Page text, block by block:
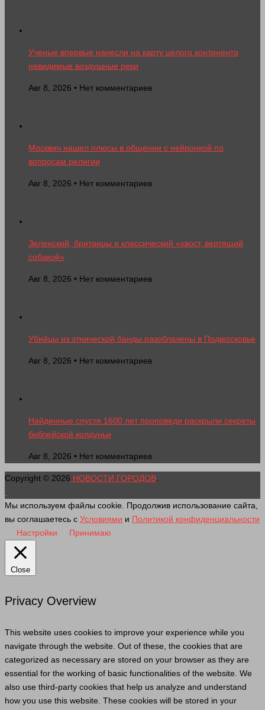
Ученые впервые нанесли на карту целого континента
невидимые воздушные реки
Авг 8, 2026 • Нет комментариев
Москвич нашел плюсы в общении с нейронкой по
вопросам религии
Авг 8, 2026 • Нет комментариев
Зеленский, британцы и классический «хвост, вертящий
собакой»
Авг 8, 2026 • Нет комментариев
Убийцы из этнической банды разоблачены в Подмосковье
Авг 8, 2026 • Нет комментариев
Найденные спустя 1600 лет проповеди раскрыли секреты
библейской колдуньи
Авг 8, 2026 • Нет комментариев
Copyright © 2026 НОВОСТИ ГОРОДОВ.
Мы используем файлы cookie. Продолжив использование сайта,
вы соглашаетесь с Условиями и Политикой конфиденциальности
Настройки
Принимаю
Close
Privacy Overview
This website uses cookies to improve your experience while you
navigate through the website. Out of these, the cookies that are
categorized as necessary are stored on your browser as they are
essential for the working of basic functionalities of the website. We
also use third-party cookies that help us analyze and understand
how you use this website. These cookies will be stored in your